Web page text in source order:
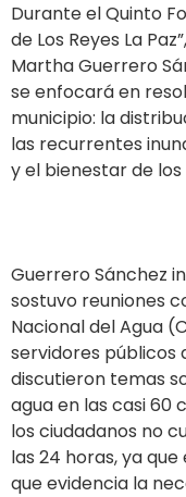
Durante el Quinto
de Los Reyes La
Martha Guerrero
se enfocará en
municipio: la
las recurrentes
y el bienestar de
Guerrero Sánchez
sostuvo reuniones
Nacional del Agua
servidores públicos
discutieron temas
agua en las casi 60
los ciudadanos no
las 24 horas, ya
que evidencia la